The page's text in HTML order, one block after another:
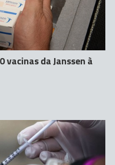
vacinas da Janssen à